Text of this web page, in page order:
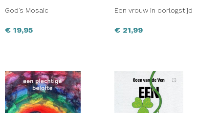
God’s Mosaic
€ 19,95
Een vrouw in oorlogstijd
€ 21,99